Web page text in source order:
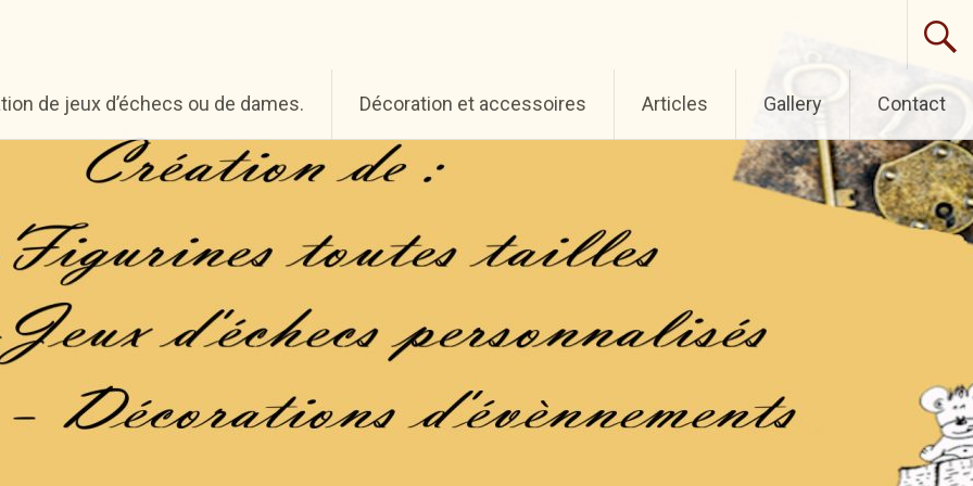
de jeux d’échecs ou de dames. Décoration et accessoires Articles Gallery Contact